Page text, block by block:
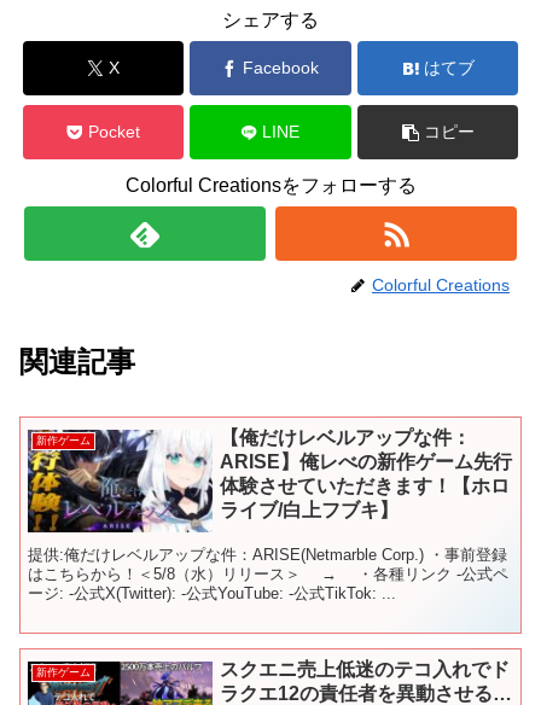
シェアする
X Facebook はてブ
Pocket LINE コピー
Colorful Creationsをフォローする
Colorful Creations
関連記事
新作ゲーム
【俺だけレベルアップな件：
ARISE】俺レべの新作ゲーム先行
体験させていただきます！【ホロ
ライブ/白上フブキ】
提供:俺だけレベルアップな件：ARISE(Netmarble Corp.) ・事前登録
はこちらから！＜5/8（水）リリース＞ → ・各種リンク -公式ペ
ージ: -公式X(Twitter): -公式YouTube: -公式TikTok: ...
新作ゲーム
スクエニ売上低迷のテコ入れでド
ラクエ12の責任者を異動させる…